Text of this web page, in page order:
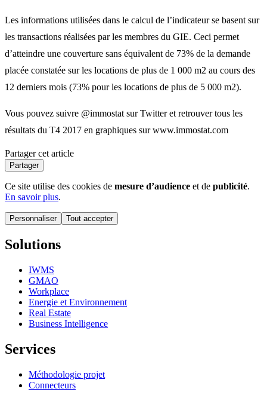
Les informations utilisées dans le calcul de l’indicateur se basent sur
les transactions réalisées par les membres du GIE. Ceci permet
d’atteindre une couverture sans équivalent de 73% de la demande
placée constatée sur les locations de plus de 1 000 m2 au cours des
12 derniers mois (73% pour les locations de plus de 5 000 m2).
Vous pouvez suivre @immostat sur Twitter et retrouver tous les
résultats du T4 2017 en graphiques sur www.immostat.com
Partager cet article
Partager
Ce site utilise des cookies de mesure d’audience et de publicité.
En savoir plus.
Personnaliser Tout accepter
Solutions
IWMS
GMAO
Workplace
Energie et Environnement
Real Estate
Business Intelligence
Services
Méthodologie projet
Connecteurs